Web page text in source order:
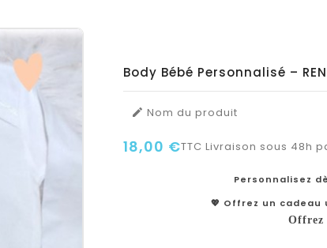
Body Bébé Personnalisé –
 Nom du produit
18,00 €TTC Livraison sous 48h
Personnalisez
💖 Offrez un cadeau
Offrez